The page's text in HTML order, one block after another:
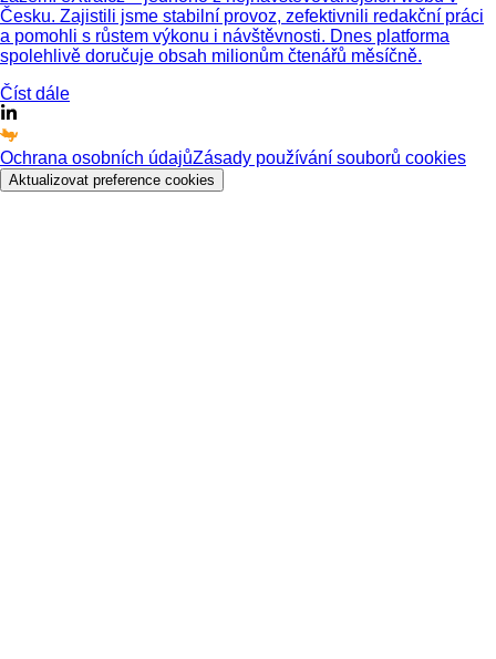
Česku. Zajistili jsme stabilní provoz, zefektivnili redakční práci
a pomohli s růstem výkonu i návštěvnosti. Dnes platforma
spolehlivě doručuje obsah milionům čtenářů měsíčně.
Číst dále
Ochrana osobních údajůZásady používání souborů cookies
Aktualizovat preference cookies